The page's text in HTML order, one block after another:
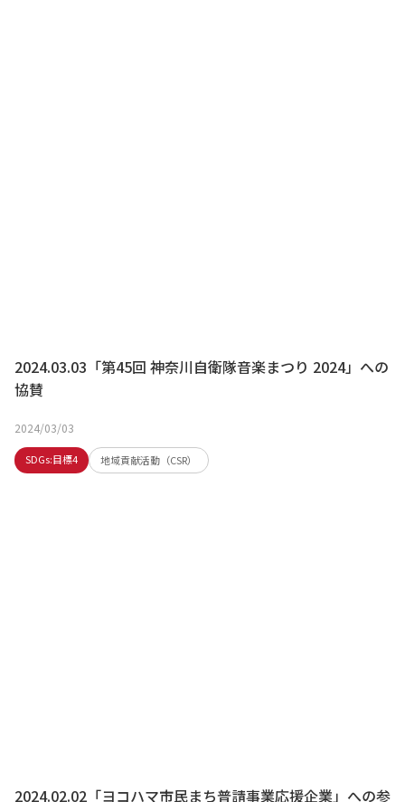
2024.03.03「第45回 神奈川自衛隊音楽まつり 2024」への
協賛
2024/03/03
SDGs:目標4 地域貢献活動（CSR）
2024.02.02「ヨコハマ市民まち普請事業応援企業」への参